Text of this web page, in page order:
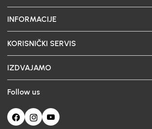
INFORMACIJE
KORISNIČKI SERVIS
IZDVAJAMO
Follow us